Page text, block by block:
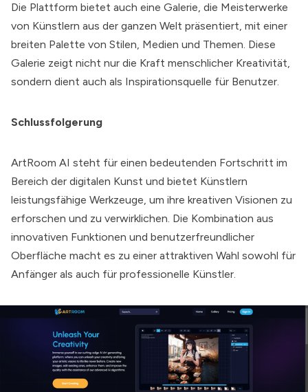
Die Plattform bietet auch eine Galerie, die Meisterwerke
von Künstlern aus der ganzen Welt präsentiert, mit einer
breiten Palette von Stilen, Medien und Themen. Diese
Galerie zeigt nicht nur die Kraft menschlicher Kreativität,
sondern dient auch als Inspirationsquelle für Benutzer.
Schlussfolgerung
ArtRoom AI steht für einen bedeutenden Fortschritt im
Bereich der digitalen Kunst und bietet Künstlern
leistungsfähige Werkzeuge, um ihre kreativen Visionen zu
erforschen und zu verwirklichen. Die Kombination aus
innovativen Funktionen und benutzerfreundlicher
Oberfläche macht es zu einer attraktiven Wahl sowohl für
Anfänger als auch für professionelle Künstler.